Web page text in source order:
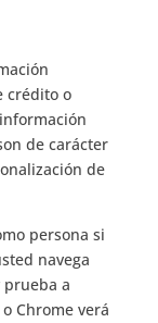
crédito o
de carácter
de
persona si
navega
a
Chrome verá